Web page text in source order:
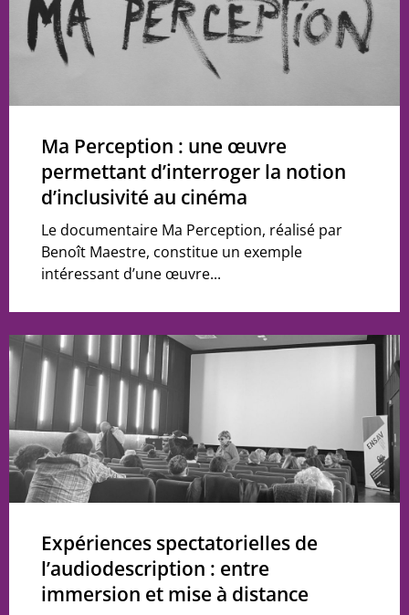
Ma Perception : une œuvre
permettant d’interroger la notion
d’inclusivité au cinéma
Le documentaire Ma Perception, réalisé par
Benoît Maestre, constitue un exemple
intéressant d’une œuvre...
Expériences spectatorielles de
l’audiodescription : entre
immersion et mise à distance